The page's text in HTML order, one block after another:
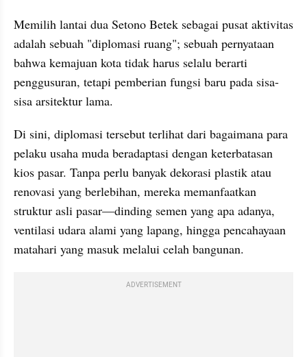
Memilih lantai dua Setono Betek sebagai pusat aktivitas
adalah sebuah "diplomasi ruang"; sebuah pernyataan
bahwa kemajuan kota tidak harus selalu berarti
penggusuran, tetapi pemberian fungsi baru pada sisa-
sisa arsitektur lama.
​Di sini, diplomasi tersebut terlihat dari bagaimana para
pelaku usaha muda beradaptasi dengan keterbatasan
kios pasar. Tanpa perlu banyak dekorasi plastik atau
renovasi yang berlebihan, mereka memanfaatkan
struktur asli pasar—dinding semen yang apa adanya,
ventilasi udara alami yang lapang, hingga pencahayaan
matahari yang masuk melalui celah bangunan.
ADVERTISEMENT